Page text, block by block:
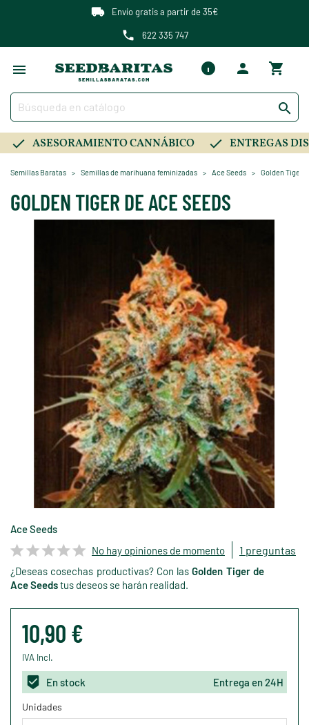
Envío gratis a partir de 35€
622 335 747

ASESORAMIENTO CANNÁBICO ENTREGAS
Semillas Baratas Semillas de marihuana feminizadas Ace Seeds Golden Tiger
GOLDEN TIGER DE ACE SEEDS
Ace Seeds
No hay opiniones de momento
1 preguntas
¿Deseas cosechas productivas? Con lasGolden Tiger de
Ace Seedstus deseos se harán realidad.
10,90 €
IVA Incl.
En stock Entrega en 24H
Unidades